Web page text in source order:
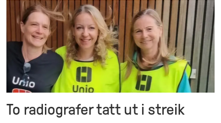
To radiografer tatt ut i streik